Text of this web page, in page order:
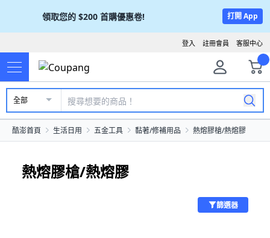
領取您的 $200 首購優惠卷! 打開 App
客服中心
註冊會員
登入
全部
酷澎首頁 生活日用 五金工具 黏著/修補用品 熱熔膠槍/熱熔膠
熱熔膠槍/熱熔膠
篩選器